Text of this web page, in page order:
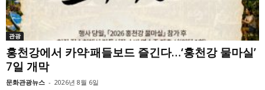
관광
홍천강에서 카약·패들보드 즐긴다…‘홍천강 물마실’
7일 개막
문화관광뉴스 - 2026년 8월 6일